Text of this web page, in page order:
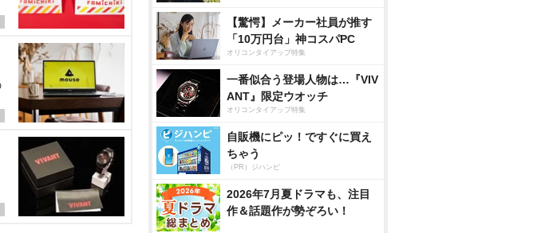
【驚愕】メーカー社員が推す
「10万円台」神コスパPC
オリコンタイアップ特集
一番似合う登場人物は…『VIV
ANT』限定ウオッチ
オリコンタイアップ特集
自販機にピッ！ですぐに買え
ちゃう
（PR）ジハンピ
2026年7月夏ドラマも、注目
作＆話題作が勢ぞろい！